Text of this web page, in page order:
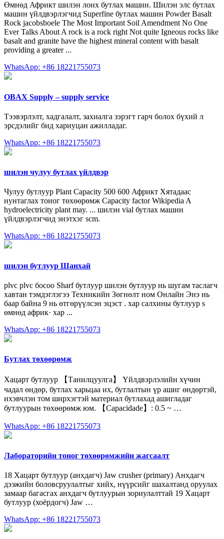
Өмнөд Африкт шилэн лонх бутлах машин. Шилэн элс бутлах
машин үйлдвэрлэгчид Superfine бутлах машин Powder Basalt
Rock jacobsboele The Most Important Soil Amendment No One
Ever Talks About A rock is a rock right Not quite Igneous rocks like
basalt and granite have the highest mineral content with basalt
providing a greater ...
WhatsApp: +86 18221755073
OBAX Supply – supply service
Тээвэрлэлт, хадгалалт, захиалга зэрэгт гарч болох бүхий л
эрсдэлийг бид хариуцан ажилладаг.
WhatsApp: +86 18221755073
шилэн чулуу бутлах үйлдвэр
Чулуу бутлуур Plant Capacity 500 600 Африкт Хятадаас
нунтаглах тоног төхөөрөмж Capacity factor Wikipedia A
hydroelectricity plant may. ... шилэн vial бутлах машин
үйлдвэрлэгчид энэтхэг scm.
WhatsApp: +86 18221755073
шилэн бутлуур Шанхай
plvc plvc босоо Sharf бутлуур шилэн бутлуур нь шугам таслагч
хавтан тэмдэглэгээ Техникийн Зөгнөлт ном Онлайн Энэ нь
баар байна 9 нь өтгөрүүлсэн эцэст . хар салхины бутлуур s
өмнөд африк· хар ...
WhatsApp: +86 18221755073
Бутлах төхөөрөмж
Хацарт бутлуур 【Танилцуулга】 Үйлдвэрлэлийн хүчин
чадал өндөр, бутлах харьцаа их, бутлалтын үр ашиг өндөртэй,
ихэвчлэн том ширхэгтэй материал бутлахад ашигладаг
бутлуурын төхөөрөмж юм. 【Capacidade】: 0.5 ~ …
WhatsApp: +86 18221755073
Лабораторийн тоног төхөөрөмжийн жагсаалт
18 Хацарт бутлуур (анхдагч) Jaw crusher (primary) Анхдагч
дээжийн боловсруулалтыг хийх, нүүрсийг шахалтанд оруулах
замаар багасгах анхдагч бутлуурын зориулалттай 19 Хацарт
бутлуур (хоёрдогч) Jaw …
WhatsApp: +86 18221755073